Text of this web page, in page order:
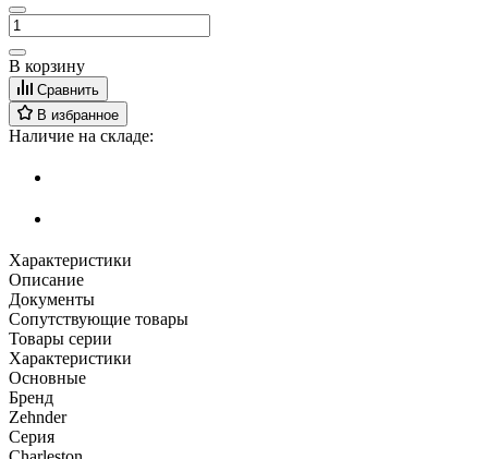
В корзину
Сравнить
В избранное
Наличие на складе:
Характеристики
Описание
Документы
Сопутствующие товары
Товары серии
Характеристики
Основные
Бренд
Zehnder
Серия